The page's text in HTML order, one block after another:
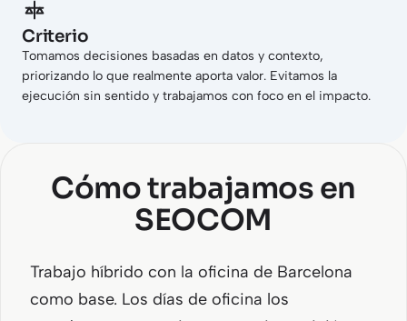
Criterio
Tomamos decisiones basadas en datos y contexto,
priorizando lo que realmente aporta valor. Evitamos la
ejecución sin sentido y trabajamos con foco en el impacto.
Cómo trabajamos en
SEOCOM
Trabajo híbrido con la oficina de Barcelona
como base. Los días de oficina los